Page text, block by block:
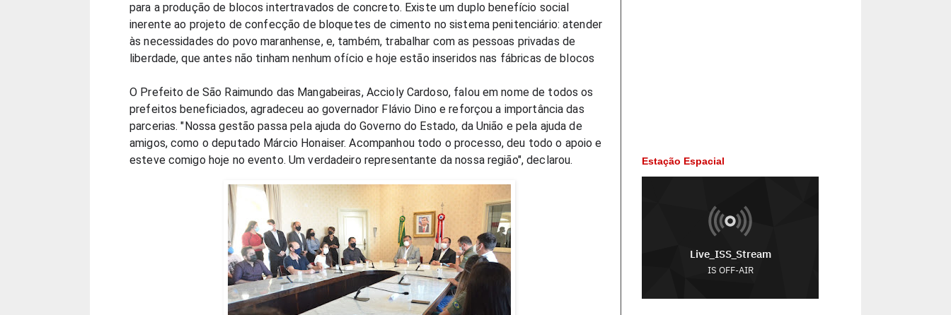
para a produção de blocos intertravados de concreto. Existe um duplo benefício social
inerente ao projeto de confecção de bloquetes de cimento no sistema penitenciário: atender
às necessidades do povo maranhense, e, também, trabalhar com as pessoas privadas de
liberdade, que antes não tinham nenhum ofício e hoje estão inseridos nas fábricas de blocos
O Prefeito de São Raimundo das Mangabeiras, Accioly Cardoso, falou em nome de todos os
prefeitos beneficiados, agradeceu ao governador Flávio Dino e reforçou a importância das
parcerias. "Nossa gestão passa pela ajuda do Governo do Estado, da União e pela ajuda de
amigos, como o deputado Márcio Honaiser. Acompanhou todo o processo, deu todo o apoio e
esteve comigo hoje no evento. Um verdadeiro representante da nossa região", declarou.
Estação Espacial